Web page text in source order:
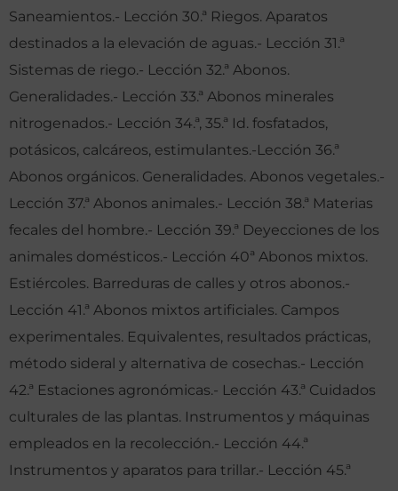
Saneamientos.- Lección 30.ª Riegos. Aparatos
destinados a la elevación de aguas.- Lección 31.ª
Sistemas de riego.- Lección 32.ª Abonos.
Generalidades.- Lección 33.ª Abonos minerales
nitrogenados.- Lección 34.ª, 35.ª Id. fosfatados,
potásicos, calcáreos, estimulantes.-Lección 36.ª
Abonos orgánicos. Generalidades. Abonos vegetales.-
Lección 37.ª Abonos animales.- Lección 38.ª Materias
fecales del hombre.- Lección 39.ª Deyecciones de los
animales domésticos.- Lección 40ª Abonos mixtos.
Estiércoles. Barreduras de calles y otros abonos.-
Lección 41.ª Abonos mixtos artificiales. Campos
experimentales. Equivalentes, resultados prácticas,
método sideral y alternativa de cosechas.- Lección
42.ª Estaciones agronómicas.- Lección 43.ª Cuidados
culturales de las plantas. Instrumentos y máquinas
empleados en la recolección.- Lección 44.ª
Instrumentos y aparatos para trillar.- Lección 45.ª